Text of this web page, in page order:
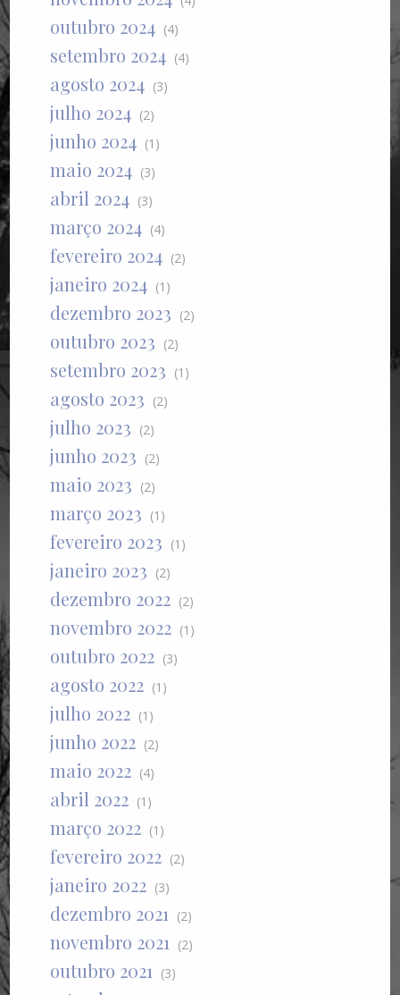
outubro 2024 (4)
setembro 2024 (4)
agosto 2024 (3)
julho 2024 (2)
junho 2024 (1)
maio 2024 (3)
abril 2024 (3)
março 2024 (4)
fevereiro 2024 (2)
janeiro 2024 (1)
dezembro 2023 (2)
outubro 2023 (2)
setembro 2023 (1)
agosto 2023 (2)
julho 2023 (2)
junho 2023 (2)
maio 2023 (2)
março 2023 (1)
fevereiro 2023 (1)
janeiro 2023 (2)
dezembro 2022 (2)
novembro 2022 (1)
outubro 2022 (3)
agosto 2022 (1)
julho 2022 (1)
junho 2022 (2)
maio 2022 (4)
abril 2022 (1)
março 2022 (1)
fevereiro 2022 (2)
janeiro 2022 (3)
dezembro 2021 (2)
novembro 2021 (2)
outubro 2021 (3)